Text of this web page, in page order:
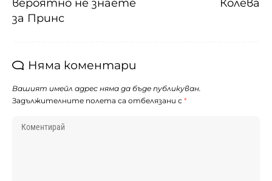
вероятно не знаете
за Принс
Колева
Няма коментари
Вашият имейл адрес няма да бъде публикуван.
Задължителните полета са отбелязани с *